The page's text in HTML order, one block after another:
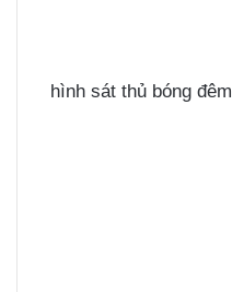
hình sát thủ bóng đêm